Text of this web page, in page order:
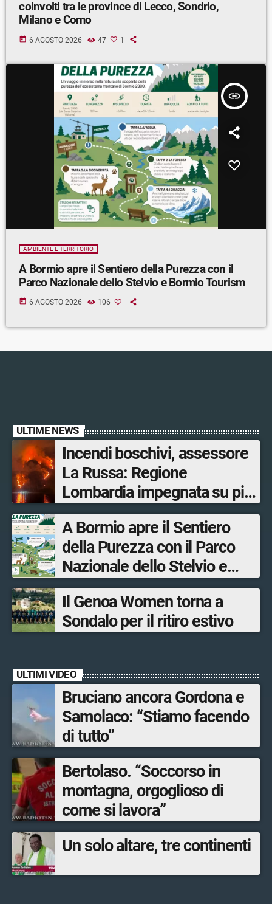
coinvolti tra le province di Lecco, Sondrio,
Milano e Como
today 6 AGOSTO 2026 47 1
insert_link
AMBIENTE E TERRITORIO
A Bormio apre il Sentiero della Purezza con il
Parco Nazionale dello Stelvio e Bormio Tourism
today 6 AGOSTO 2026 106
ULTIME NEWS
Incendi boschivi, assessore
La Russa: Regione
Lombardia impegnata su più
fronti, 48 volontari coinvolti
tra le province di Lecco,
Sondrio, Milano e Como
A Bormio apre il Sentiero
della Purezza con il Parco
Nazionale dello Stelvio e
Bormio Tourism
Il Genoa Women torna a
Sondalo per il ritiro estivo
ULTIMI VIDEO
Bruciano ancora Gordona e
Samolaco: “Stiamo facendo
di tutto”
Bertolaso. “Soccorso in
montagna, orgoglioso di
come si lavora”
Un solo altare, tre continenti